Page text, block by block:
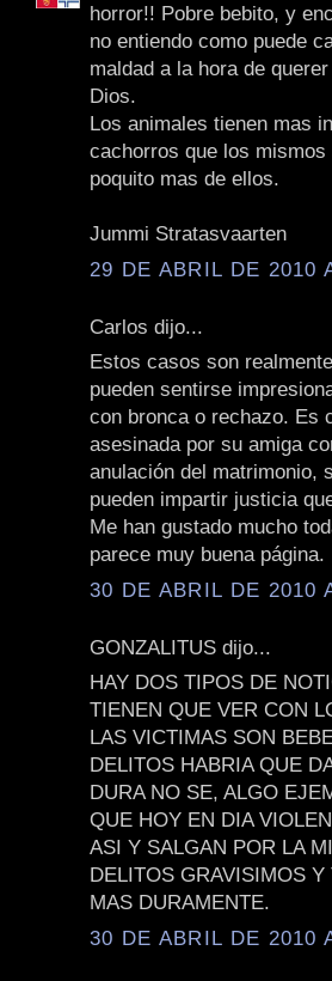
horror!! Pobre bebito, y
no entiendo como puede
maldad a la hora de
Dios.
Los animales tienen mas
cachorros que los
poquito mas de ellos.
Jummi Stratasvaarten
29 DE ABRIL DE 2010
Carlos dijo...
Estos casos son
pueden sentirse
con bronca o rechazo. Es
asesinada por su amiga
anulación del matrimonio,
pueden impartir justicia
Me han gustado mucho
parece muy buena página.
30 DE ABRIL DE 2010
GONZALITUS dijo...
HAY DOS TIPOS DE
TIENEN QUE VER CON
LAS VICTIMAS SON
DELITOS HABRIA QUE
DURA NO SE, ALGO
QUE HOY EN DIA
ASI Y SALGAN POR LA
DELITOS GRAVISIMOS
MAS DURAMENTE.
30 DE ABRIL DE 2010